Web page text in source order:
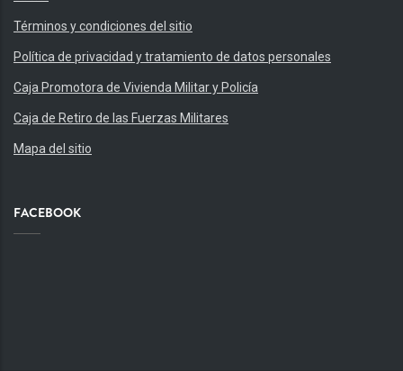
Términos y condiciones del sitio
Política de privacidad y tratamiento de datos personales
Caja Promotora de Vivienda Militar y Policía
Caja de Retiro de las Fuerzas Militares
Mapa del sitio
FACEBOOK